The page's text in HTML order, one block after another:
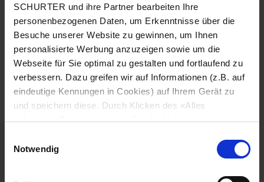
SCHURTER und ihre Partner bearbeiten Ihre
personenbezogenen Daten, um Erkenntnisse über die
Besuche unserer Website zu gewinnen, um Ihnen
personalisierte Werbung anzuzeigen sowie um die
Webseite für Sie optimal zu gestalten und fortlaufend zu
verbessern. Dazu greifen wir auf Informationen (z.B. auf
eindeutige Kennungen in Cookies) auf Ihrem Gerät zu
und speichern diese. Durch Klicken des «Alles
zulassen»-Buttons stimmen Sie der Verwendung aller
zu. Sie können Ihre Einstellungen jederzeit ändern, indem
Sie auf «Cookie-Einstellungen verwalten» am Seitenende
klicken. Ihre Einstellungen werden unseren Partnern
Notwendig
klimatisierte Arbeitsplätze
ein bezuschusstes warmes Mittagessen in
unserer Kantine
die Möglichkeit einer Hansefit-Mitgliedschaft
regelmäßige Mitarbeitenden-Events
Einstieg in die Berufswelt